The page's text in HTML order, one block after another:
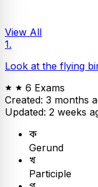
View All
1.
Look at the flying
6 Exams
Created: 3 months
Updated: 2 weeks
ক
Gerund
খ
Participle